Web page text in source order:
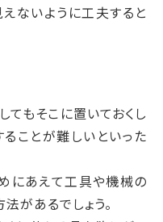
ないように工夫すると
てもそこに置いておくし
ことが難しいといった
にあえて工具や機械の
があるでしょう。